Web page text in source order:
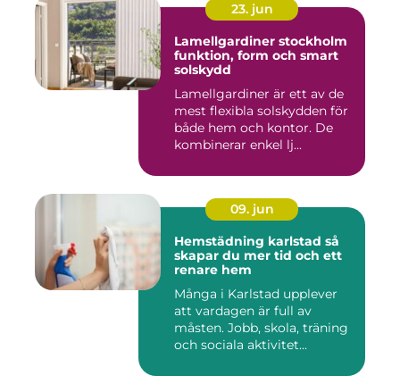
23. jun
Lamellgardiner stockholm
funktion, form och smart
solskydd
Lamellgardiner är ett av de
mest flexibla solskydden för
både hem och kontor. De
kombinerar enkel lj...
09. jun
Hemstädning karlstad så
skapar du mer tid och ett
renare hem
Många i Karlstad upplever
att vardagen är full av
måsten. Jobb, skola, träning
och sociala aktivitet...